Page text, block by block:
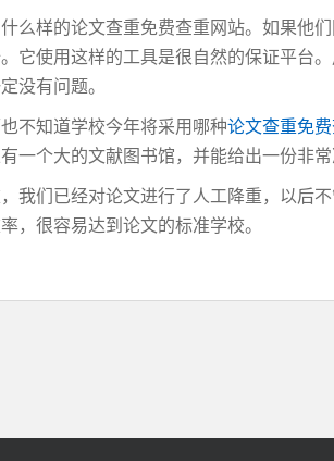
么样的论文查重免费查重网站。如果他
它使用这样的工具是很自然的保证平台
没有问题。
不知道学校今年将采用哪种论文查重免
个大的文献图书馆，并能给出一份非常
们已经对论文进行了人工降重，以后不
，很容易达到论文的标准学校。